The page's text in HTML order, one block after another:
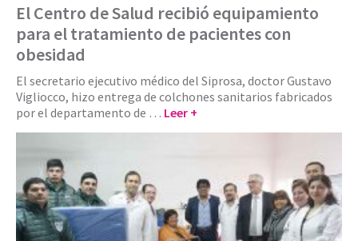
El Centro de Salud recibió equipamiento
para el tratamiento de pacientes con
obesidad
El secretario ejecutivo médico del Siprosa, doctor Gustavo
Vigliocco, hizo entrega de colchones sanitarios fabricados
por el departamento de … Leer +